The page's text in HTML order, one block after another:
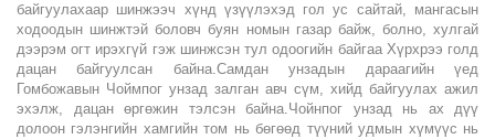
байгуулахаар шинжээч хүнд үзүүлэхэд гол ус сайтай, мангасын
ходоодын шинжтэй боловч буян номын газар байж, болно, хулгай
дээрэм огт ирэхгүй гэж шинжсэн тул одоогийн байгаа Хүрхрээ голд
дацан байгуулсан байна.Самдан унзадын дараагийн үед
Гомбожавын Чоймпог унзад залган авч сүм, хийд байгуулах ажил
эхэлж, дацан өргөжин тэлсэн байна.Чойнпог унзад нь ах дүү
долоон гэлэнгийн хамгийн том нь бөгөөд түүний удмын хүмүүс нь